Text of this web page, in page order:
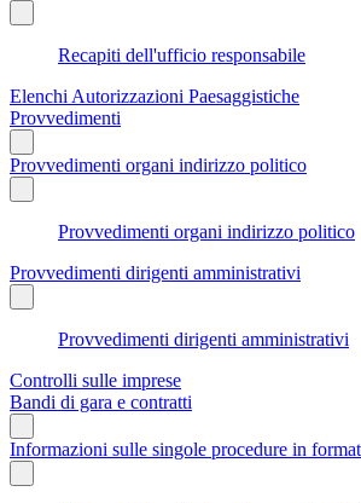
Recapiti dell'ufficio responsabile
Elenchi Autorizzazioni Paesaggistiche
Provvedimenti
Provvedimenti organi indirizzo politico
Provvedimenti organi indirizzo politico
Provvedimenti dirigenti amministrativi
Provvedimenti dirigenti amministrativi
Controlli sulle imprese
Bandi di gara e contratti
Informazioni sulle singole procedure in